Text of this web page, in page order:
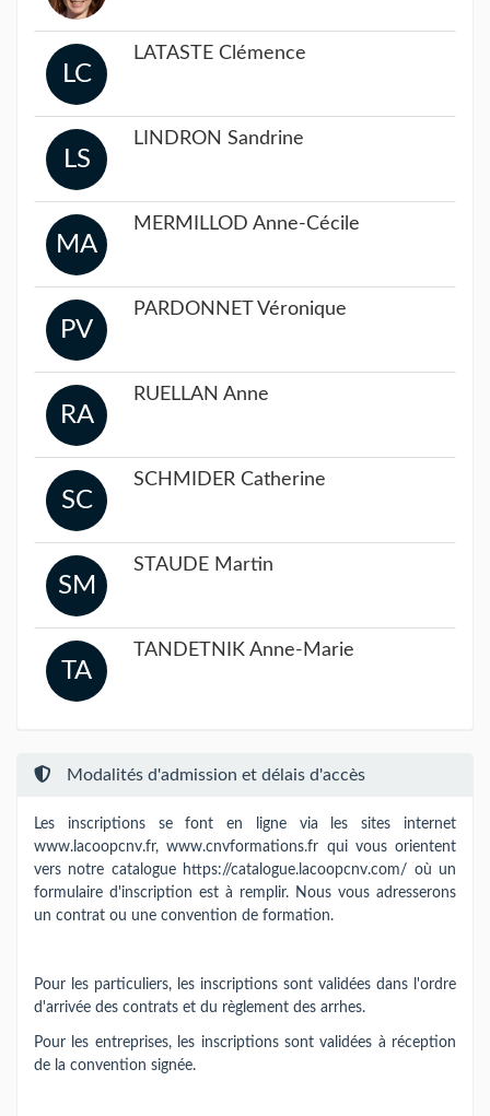
LC
LATASTE Clémence
LS
LINDRON Sandrine
MA
MERMILLOD Anne-Cécile
PV
PARDONNET Véronique
RA
RUELLAN Anne
SC
SCHMIDER Catherine
SM
STAUDE Martin
TA
TANDETNIK Anne-Marie
Modalités d'admission et délais d'accès
Les inscriptions se font en ligne via les sites internet
www.lacoopcnv.fr, www.cnvformations.fr qui vous orientent
vers notre catalogue https://catalogue.lacoopcnv.com/ où un
formulaire d'inscription est à remplir. Nous vous adresserons
un contrat ou une convention de formation.
Pour les particuliers, les inscriptions sont validées dans l'ordre
d'arrivée des contrats et du règlement des arrhes.
Pour les entreprises, les inscriptions sont validées à réception
de la convention signée.